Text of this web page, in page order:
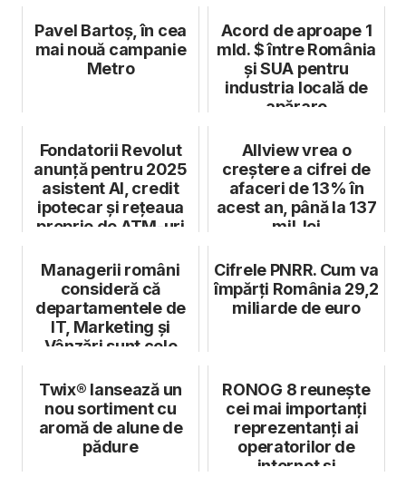
Pavel Bartoș, în cea
mai nouă campanie
Metro
Acord de aproape 1
mld. $ între România
și SUA pentru
industria locală de
apărare
Fondatorii Revolut
anunță pentru 2025
asistent AI, credit
ipotecar și rețeaua
proprie de ATM-uri
Allview vrea o
creștere a cifrei de
afaceri de 13% în
acest an, până la 137
mil. lei
Managerii români
consideră că
departamentele de
IT, Marketing și
Vânzări sunt cele
Cifrele PNRR. Cum va
împărți România 29,2
miliarde de euro
Twix® lansează un
nou sortiment cu
aromă de alune de
pădure
RONOG 8 reunește
cei mai importanți
reprezentanți ai
operatorilor de
internet și